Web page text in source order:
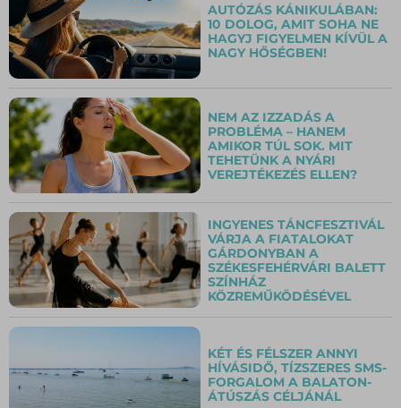
AUTÓZÁS KÁNIKULÁBAN:
10 DOLOG, AMIT SOHA NE
HAGYJ FIGYELMEN KÍVÜL A
NAGY HŐSÉGBEN!
NEM AZ IZZADÁS A
PROBLÉMA – HANEM
AMIKOR TÚL SOK. MIT
TEHETÜNK A NYÁRI
VEREJTÉKEZÉS ELLEN?
INGYENES TÁNCFESZTIVÁL
VÁRJA A FIATALOKAT
GÁRDONYBAN A
SZÉKESFEHÉRVÁRI BALETT
SZÍNHÁZ
KÖZREMŰKÖDÉSÉVEL
KÉT ÉS FÉLSZER ANNYI
HÍVÁSIDŐ, TÍZSZERES SMS-
FORGALOM A BALATON-
ÁTÚSZÁS CÉLJÁNÁL